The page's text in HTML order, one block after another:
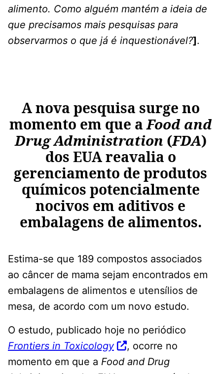
alimento. Como alguém mantém a ideia de
que precisamos mais pesquisas para
observarmos o que já é inquestionável?].
A nova pesquisa surge no
momento em que aFood and
Drug Administration(FDA)
dos EUA reavalia o
gerenciamento de produtos
químicos potencialmente
nocivos em aditivos e
embalagens de alimentos.
Estima-se que 189 compostos associados
ao câncer de mama sejam encontrados em
embalagens de alimentos e utensílios de
mesa, de acordo com um novo estudo.
O estudo, publicado hoje no periódico
Frontiers in Toxicology
, ocorre no
momento em que a Food and Drug